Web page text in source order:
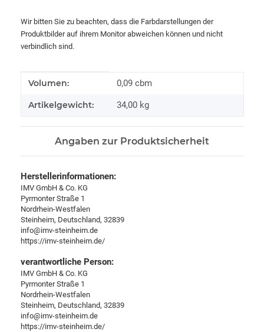
Wir bitten Sie zu beachten, dass die Farbdarstellungen der
Produktbilder auf ihrem Monitor abweichen können und nicht
verbindlich sind.
Produkteigenschaft
Wert
Volumen: 0,09 cbm
Artikelgewicht: 34,00 kg
Angaben zur Produktsicherheit
Herstellerinformationen:
IMV GmbH & Co. KG
Pyrmonter Straße 1
Nordrhein-Westfalen
Steinheim, Deutschland, 32839
info@imv-steinheim.de
https://imv-steinheim.de/
verantwortliche Person:
IMV GmbH & Co. KG
Pyrmonter Straße 1
Nordrhein-Westfalen
Steinheim, Deutschland, 32839
info@imv-steinheim.de
https://imv-steinheim.de/